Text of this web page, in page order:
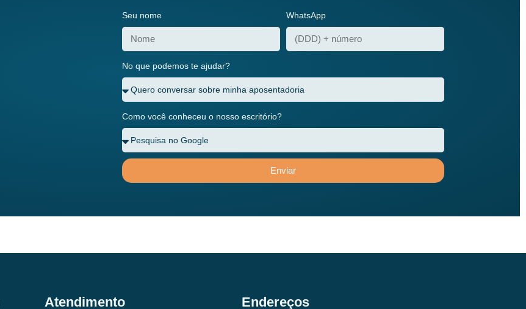
Seu nome WhatsApp
No que podemos te ajudar?
Como você conheceu o nosso escritório?
Enviar
Atendimento Endereços